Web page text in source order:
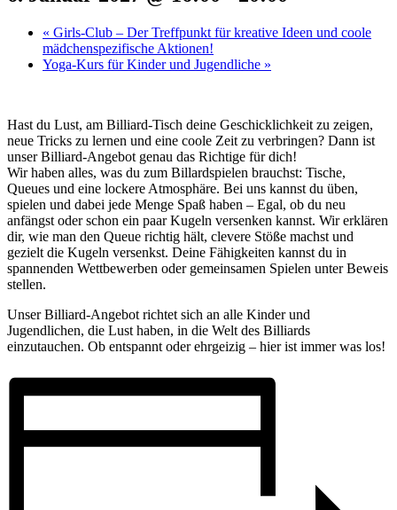
« Girls-Club – Der Treffpunkt für kreative Ideen und coole
mädchenspezifische Aktionen!
Yoga-Kurs für Kinder und Jugendliche »
Hast du Lust, am Billiard-Tisch deine Geschicklichkeit zu zeigen,
neue Tricks zu lernen und eine coole Zeit zu verbringen? Dann ist
unser Billiard-Angebot genau das Richtige für dich!
Wir haben alles, was du zum Billardspielen brauchst: Tische,
Queues und eine lockere Atmosphäre. Bei uns kannst du üben,
spielen und dabei jede Menge Spaß haben – Egal, ob du neu
anfängst oder schon ein paar Kugeln versenken kannst. Wir erklären
dir, wie man den Queue richtig hält, clevere Stöße machst und
gezielt die Kugeln versenkst. Deine Fähigkeiten kannst du in
spannenden Wettbewerben oder gemeinsamen Spielen unter Beweis
stellen.
Unser Billiard-Angebot richtet sich an alle Kinder und
Jugendlichen, die Lust haben, in die Welt des Billiards
einzutauchen. Ob entspannt oder ehrgeizig – hier ist immer was los!